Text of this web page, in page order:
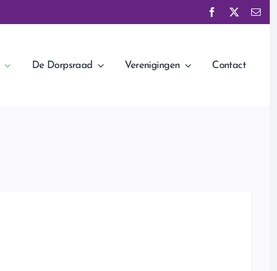
De Dorpsraad Verenigingen Contact